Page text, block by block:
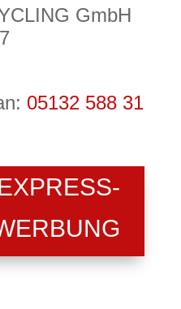
GmbH
05132 588 31